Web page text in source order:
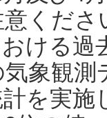
くだ
ける過
気象観
を実